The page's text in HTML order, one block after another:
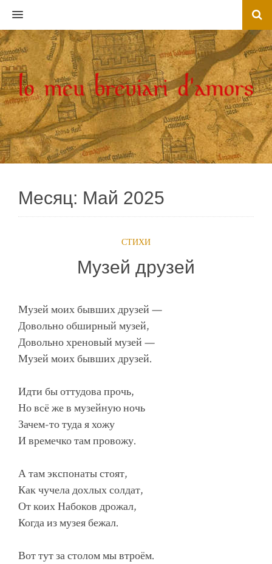
MENU
Месяц: Май 2025
СТИХИ
Музей друзей
Музей моих бывших друзей —
Довольно обширный музей,
Довольно хреновый музей —
Музей моих бывших друзей.
Идти бы оттудова прочь,
Но всё же в музейную ночь
Зачем-то туда я хожу
И времечко там провожу.
А там экспонаты стоят,
Как чучела дохлых солдат,
От коих Набоков дрожал,
Когда из музея бежал.
Вот тут за столом мы втроём.